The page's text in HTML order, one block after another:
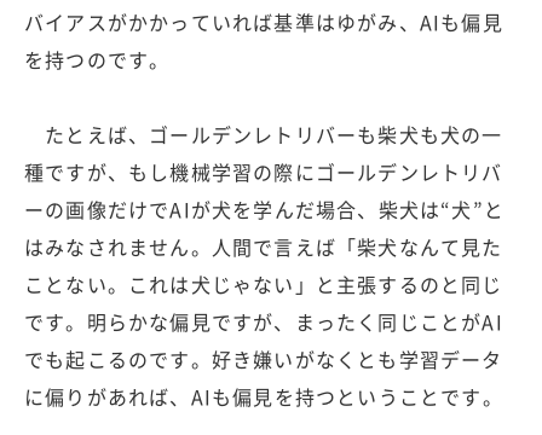
バイアスがかかっていれば基準はゆがみ、AIも偏見
を持つのです。
たとえば、ゴールデンレトリバーも柴犬も犬の一
種ですが、もし機械学習の際にゴールデンレトリバ
ーの画像だけでAIが犬を学んだ場合、柴犬は“犬”と
はみなされません。人間で言えば「柴犬なんて見た
ことない。これは犬じゃない」と主張するのと同じ
です。明らかな偏見ですが、まったく同じことがAI
でも起こるのです。好き嫌いがなくとも学習データ
に偏りがあれば、AIも偏見を持つということです。